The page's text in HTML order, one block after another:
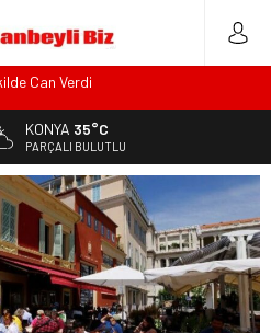
Can Verdi
tüpünün patlaması sonucu hayatını
ile yaralanan 2 kişinin kimlikleri
ARAÇ TAKLA ATTI: 2’Sİ ÇOCUK, 3
Tedavi gördüğü Hastanede
Sahada Ziyaretlerini
KONYA 35°C
PARÇALI BULUTLU